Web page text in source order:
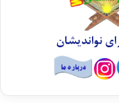
و بگويد: «من كاملاً درك مي كنم
من بگو كه علت اين كارت چه بود؟
مورد آن اشتباه چگونه عمل مي